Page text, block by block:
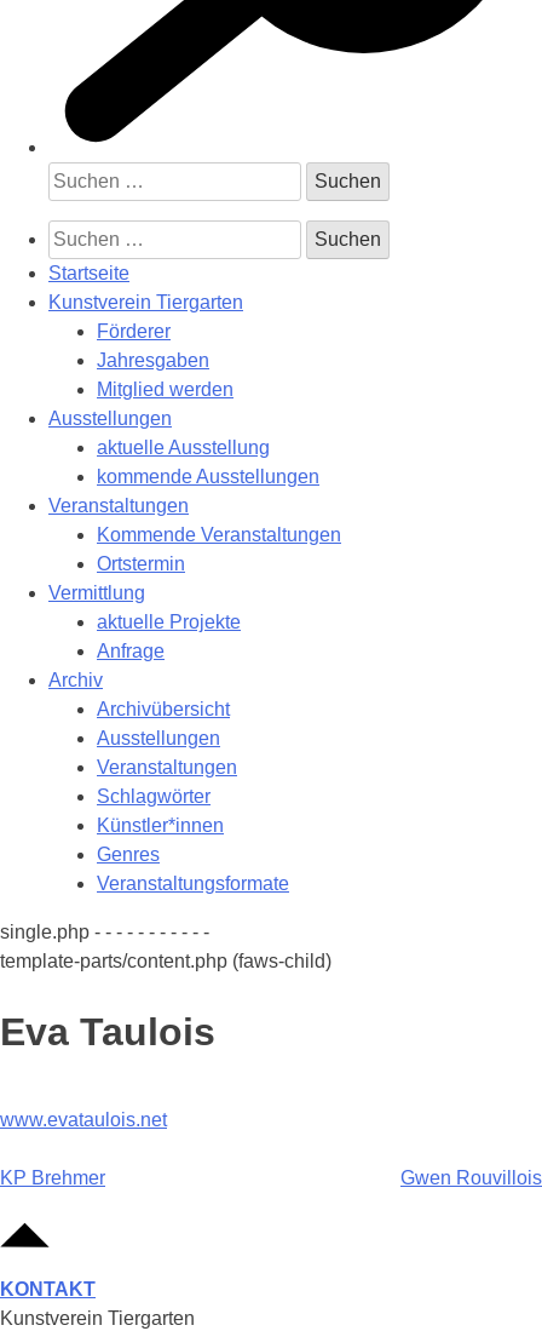
Suchen
nach:
Suchen
nach:
Startseite
Kunstverein Tiergarten
Förderer
Jahresgaben
Mitglied werden
Ausstellungen
aktuelle Ausstellung
kommende Ausstellungen
Veranstaltungen
Kommende Veranstaltungen
Ortstermin
Vermittlung
aktuelle Projekte
Anfrage
Archiv
Archivübersicht
Ausstellungen
Veranstaltungen
Schlagwörter
Künstler*innen
Genres
Veranstaltungsformate
single.php - - - - - - - - - - -
template-parts/content.php (faws-child)
Eva Taulois
www.evataulois.net
Beitragsnavigation
KP Brehmer Gwen Rouvillois
KONTAKT
Kunstverein Tiergarten